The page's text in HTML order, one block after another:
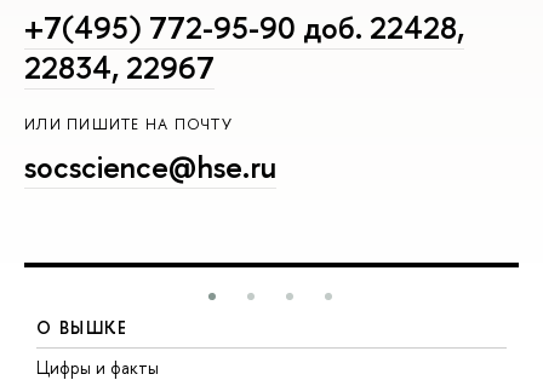
+7(495) 772-95-90 доб. 22428,
22834, 22967
ИЛИ ПИШИТЕ НА ПОЧТУ
socscience@hse.ru
О ВЫШКЕ
Цифры и факты